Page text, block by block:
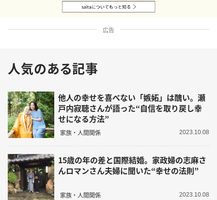
広告
人気のある記事
他人の幸せを喜べない「嫉妬」は醜い。瀬
戸内寂聴さんが語った“自信を取り戻し幸
せになる方法”
家族・人間関係 2023.10.08
15歳の年の差と国際結婚。家政婦の志麻さ
んロマンさん夫婦に聞いた“幸せの法則”
家族・人間関係 2023.10.08